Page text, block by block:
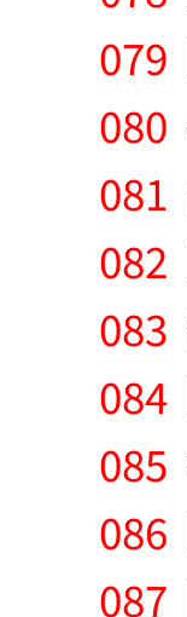
079
080
081
082
083
084
085
086
087